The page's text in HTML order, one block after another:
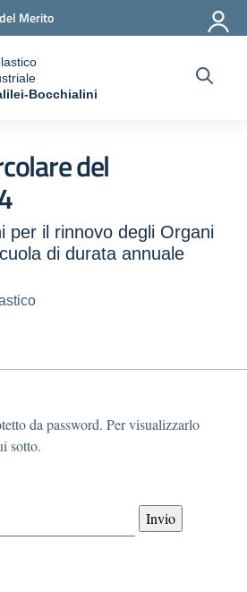
Merito
Bocchialini
del
per il rinnovo degli Organi
di durata annuale
da password. Per visualizzarlo
sotto.